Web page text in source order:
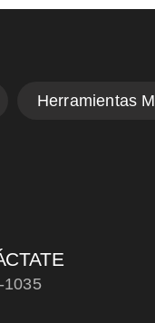
1035